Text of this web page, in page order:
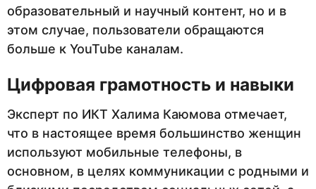
образовательный и научный контент, но и в
этом случае, пользователи обращаются
больше к YouTube каналам.
Цифровая грамотность и навыки
Эксперт по ИКТ Халима Каюмова отмечает,
что в настоящее время большинство женщин
используют мобильные телефоны, в
основном, в целях коммуникации с родными и